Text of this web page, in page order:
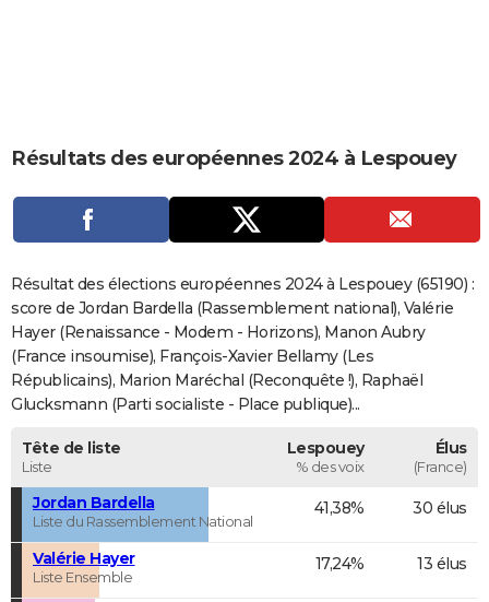
CARTE DE VOEUX
Carte de Noël
Carte Bonne année
Carte Saint-Valentin
Carte Pâques
Carte d'anniversaire
DICTIONNAIRE
Dictionnaire
Biographies
Citations
Expressions
Proverbes
PROGRAMME TV
COPAINS D'AVANT
S'inscrire
Se connecter
Lycées
Collèges
Primaires
Universités
Entreprises
Service militaire
Avis de recherche
AVIS DE DÉCÈS
FORUM
Résultats des européennes 2024 à Lespouey
Résultat des élections européennes 2024 à Lespouey (65190) :
score de Jordan Bardella (Rassemblement national), Valérie
Hayer (Renaissance - Modem - Horizons), Manon Aubry
(France insoumise), François-Xavier Bellamy (Les
Républicains), Marion Maréchal (Reconquête !), Raphaël
Glucksmann (Parti socialiste - Place publique)...
Tête de liste
Liste
Lespouey
% des voix
Élus
(France)
Jordan Bardella
Liste du Rassemblement National
41,38% 30 élus
Valérie Hayer
Liste Ensemble
17,24% 13 élus